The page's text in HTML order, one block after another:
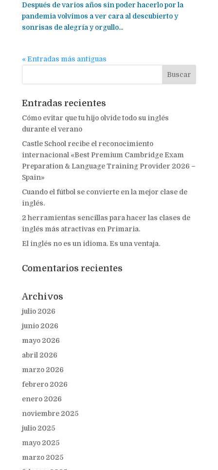
Después de varios años sin poder hacerlo por la
pandemia volvimos a ver cara al descubierto y
sonrisas de alegría y orgullo...
« Entradas más antiguas
Entradas recientes
Cómo evitar que tu hijo olvide todo su inglés
durante el verano
Castle School recibe el reconocimiento
internacional «Best Premium Cambridge Exam
Preparation & Language Training Provider 2026 –
Spain»
Cuando el fútbol se convierte en la mejor clase de
inglés.
2 herramientas sencillas para hacer las clases de
inglés más atractivas en Primaria.
El inglés no es un idioma. Es una ventaja.
Comentarios recientes
Archivos
julio 2026
junio 2026
mayo 2026
abril 2026
marzo 2026
febrero 2026
enero 2026
noviembre 2025
julio 2025
mayo 2025
marzo 2025